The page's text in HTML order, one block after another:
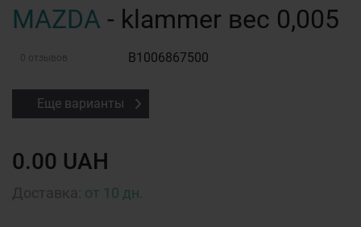
MAZDA - klammer вес 0,005
0 отзывов B1006867500
Еще варианты
0.00 UAH
от 10 дн.